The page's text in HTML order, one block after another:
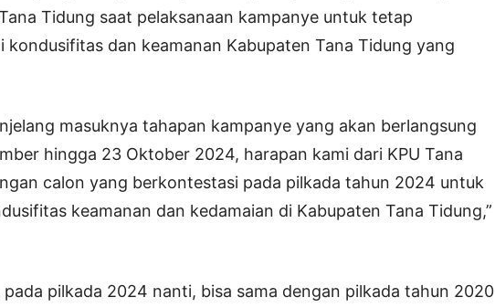
Tidung saat pelaksanaan kampanye untuk tetap
kondusifitas dan keamanan Kabupaten Tana Tidung yang
masuknya tahapan kampanye yang akan berlangsung
hingga 23 Oktober 2024, harapan kami dari KPU Tana
calon yang berkontestasi pada pilkada tahun 2024 untuk
keamanan dan kedamaian di Kabupaten Tana Tidung,”
pilkada 2024 nanti, bisa sama dengan pilkada tahun 2020